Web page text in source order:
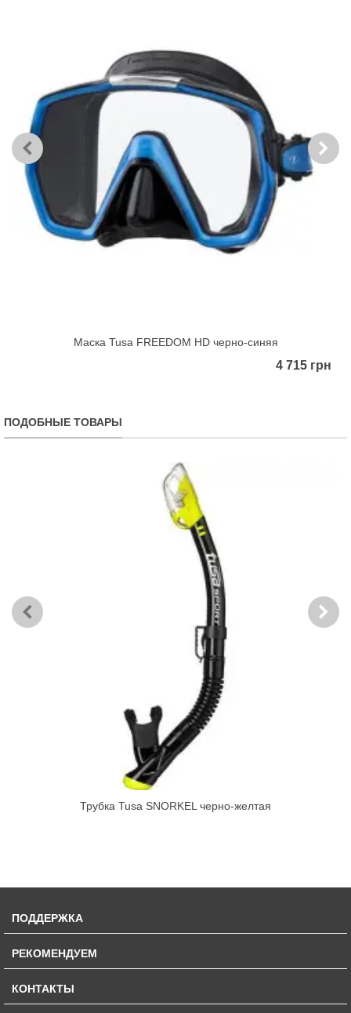
Маска Tusa FREEDOM HD черно-синяя
4 715 грн
ПОДОБНЫЕ ТОВАРЫ
Трубка Tusa SNORKEL черно-желтая
ПОДДЕРЖКА
РЕКОМЕНДУЕМ
КОНТАКТЫ